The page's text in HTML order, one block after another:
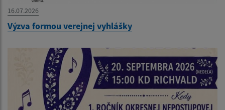
16.07.2026
Výzva formou verejnej vyhlášky